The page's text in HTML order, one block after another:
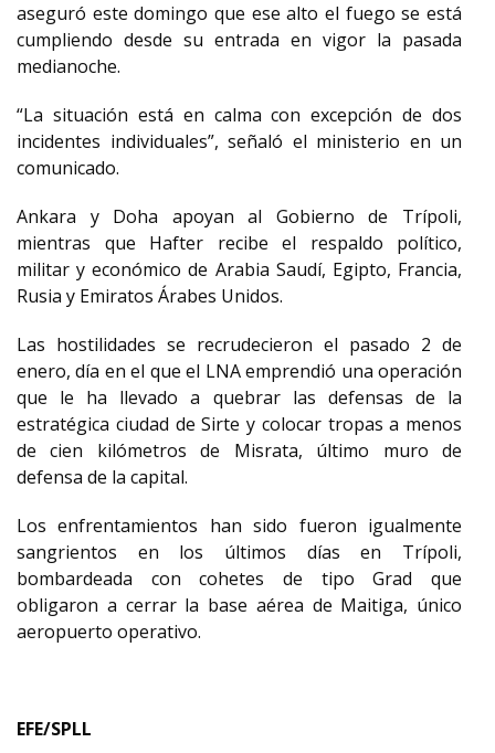
aseguró este domingo que ese alto el fuego se está
cumpliendo desde su entrada en vigor la pasada
medianoche.
“La situación está en calma con excepción de dos
incidentes individuales”, señaló el ministerio en un
comunicado.
Ankara y Doha apoyan al Gobierno de Trípoli,
mientras que Hafter recibe el respaldo político,
militar y económico de Arabia Saudí, Egipto, Francia,
Rusia y Emiratos Árabes Unidos.
Las hostilidades se recrudecieron el pasado 2 de
enero, día en el que el LNA emprendió una operación
que le ha llevado a quebrar las defensas de la
estratégica ciudad de Sirte y colocar tropas a menos
de cien kilómetros de Misrata, último muro de
defensa de la capital.
Los enfrentamientos han sido fueron igualmente
sangrientos en los últimos días en Trípoli,
bombardeada con cohetes de tipo Grad que
obligaron a cerrar la base aérea de Maitiga, único
aeropuerto operativo.
EFE/SPLL